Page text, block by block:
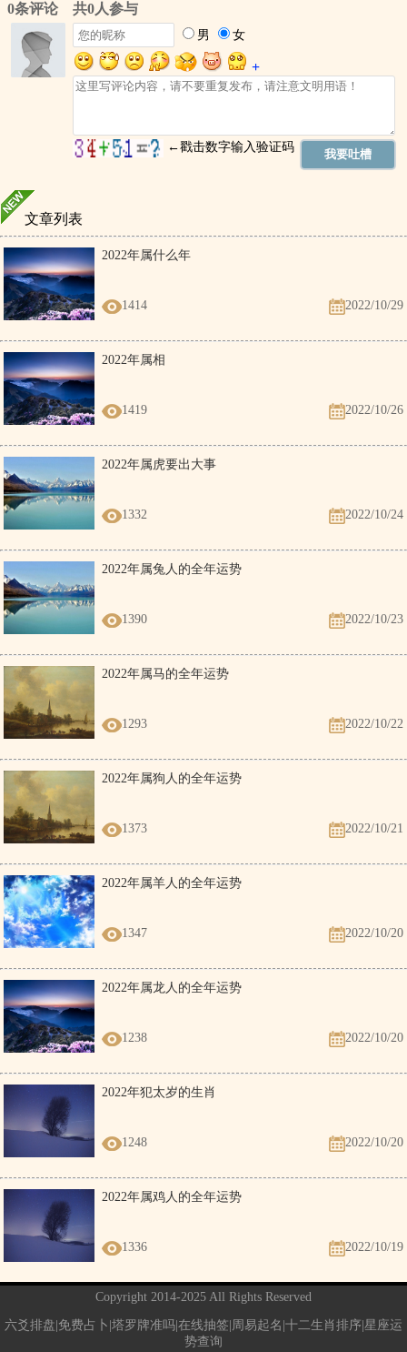
文章列表
2022年属什么年
1414 2022/10/29
2022年属相
1419 2022/10/26
2022年属虎要出大事
1332 2022/10/24
2022年属兔人的全年运势
1390 2022/10/23
2022年属马的全年运势
1293 2022/10/22
2022年属狗人的全年运势
1373 2022/10/21
2022年属羊人的全年运势
1347 2022/10/20
2022年属龙人的全年运势
1238 2022/10/20
2022年犯太岁的生肖
1248 2022/10/20
2022年属鸡人的全年运势
1336 2022/10/19
Copyright 2014-2025 All Rights Reserved
六爻排盘|免费占卜|塔罗牌准吗|在线抽签|周易起名|十二生肖排序|星座运
势查询